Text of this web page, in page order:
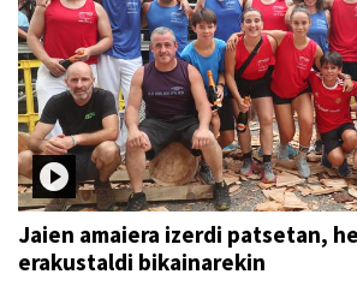
Jaien amaiera izerdi patsetan,
erakustaldi bikainarekin